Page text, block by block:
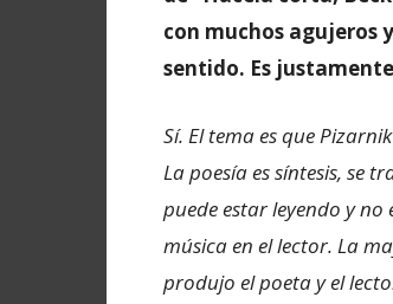
con muchos agujeros
sentido. Es
Sí. El tema es que
La poesía es síntesis, se
puede estar leyendo y
música en el lector. La
produjo el poeta y el